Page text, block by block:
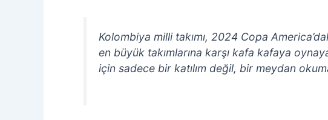
Kolombiya milli takımı, 2024 Copa
en büyük takımlarına karşı kafa kafaya
için sadece bir katılım değil, bir meydan